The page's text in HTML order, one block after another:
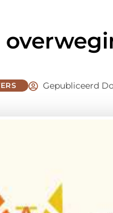
Gepubliceerd